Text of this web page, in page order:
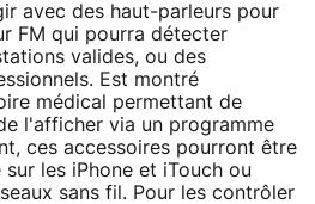
avec des haut-parleurs pour
FM qui pourra détecter
valides, ou des
Est montré
médical permettant de
l'afficher via un programme
ces accessoires pourront être
les iPhone et iTouch ou
sans fil. Pour les contrôler